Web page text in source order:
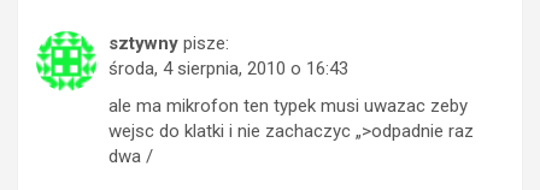
sztywny pisze:
środa, 4 sierpnia, 2010 o 16:43
ale ma mikrofon ten typek musi uwazac zeby
wejsc do klatki i nie zachaczyc „>odpadnie raz
dwa /